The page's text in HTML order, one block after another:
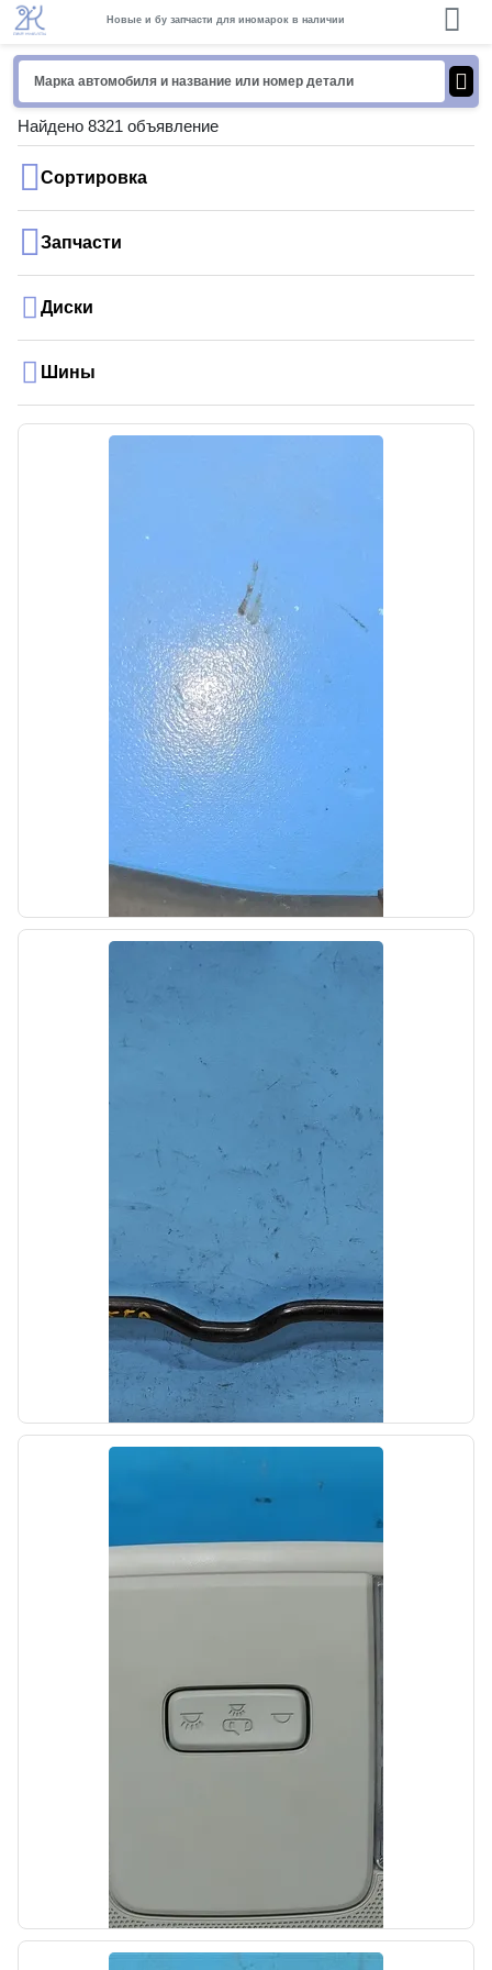
Новые и бу запчасти для иномарок в наличии
Найдено 8321 объявление
Сортировка
Запчасти
Диски
Шины
Патрубок радиатора верхний Kia SOUL 1
2011-2014
OEM: 254112K600
Производитель:
Hyundai-KIA
Цена: 700,00₽
Стабилизатор передний Kia Ceed 1 2009-
Производитель:
Hyundai-KIA
Цена: 900,00₽